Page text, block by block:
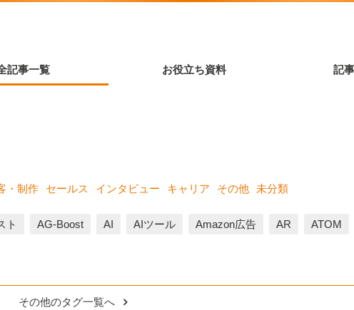
記事一覧 お役立ち資料 記
・制作 セールス インタビュー キャリア その他 未分類
ト AG-Boost AI AIツール Amazon広告 AR ATOM
その他のタグ一覧へ